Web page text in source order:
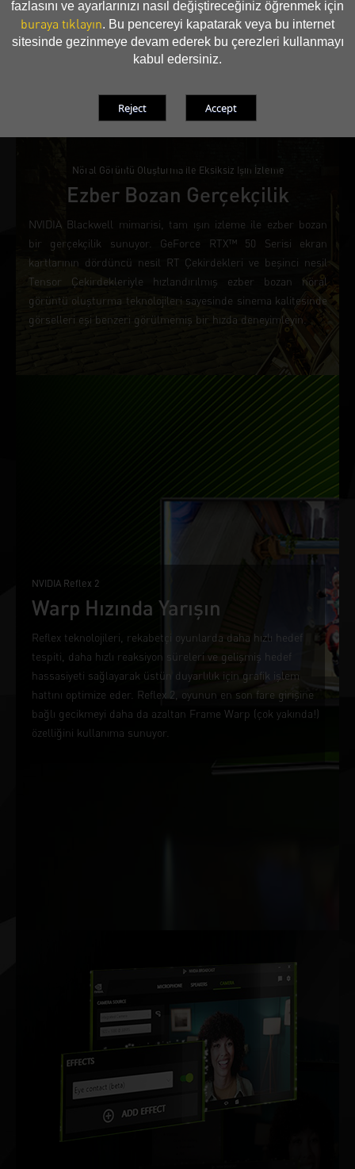
fazlasını ve ayarlarınızı nasıl değiştireceğiniz öğrenmek için
buraya tıklayın. Bu pencereyi kapatarak veya bu internet
sitesinde gezinmeye devam ederek bu çerezleri kullanmayı
kabul edersiniz.
Nöral Görüntü Oluşturma ile Eksiksiz Işın İzleme
Ezber Bozan Gerçekçilik
NVIDIA Blackwell mimarisi, tam ışın izleme ile ezber bozan
bir gerçekçilik sunuyor. GeForce RTX™ 50 Serisi ekran
kartlarının dördüncü nesil RT Çekirdekleri ve beşinci nesil
Tensor Çekirdekleriyle hızlandırılmış ezber bozan nöral
görüntü oluşturma teknolojileri sayesinde sinema kalitesinde
görselleri eşi benzeri görülmemiş bir hızda deneyimleyin.
NVIDIA Reflex 2
Warp Hızında Yarışın
Reflex teknolojileri, rekabetçi oyunlarda daha hızlı hedef
tespiti, daha hızlı reaksiyon süreleri ve gelişmiş hedef
hassasiyeti sağlayarak üstün duyarlılık için grafik işlem
hattını optimize eder. Reflex 2, oyunun en son fare girişine
bağlı gecikmeyi daha da azaltan Frame Warp (çok yakında!)
özelliğini kullanıma sunuyor.